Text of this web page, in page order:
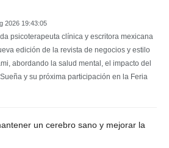
2026 19:43:05
psicoterapeuta clínica y escritora mexicana
edición de la revista de negocios y estilo
abordando la salud mental, el impacto del
y su próxima participación en la Feria
un cerebro sano y mejorar la